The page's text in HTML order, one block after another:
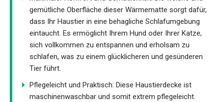
gemütliche Oberfläche dieser Wärmematte sorgt dafür,
dass Ihr Haustier in eine behagliche Schlafumgebung
eintaucht. Es ermöglicht Ihrem Hund oder Ihrer Katze,
sich vollkommen zu entspannen und erholsam zu
schlafen, was zu einem glücklicheren und gesünderen
Tier führt.
Pflegeleicht und Praktisch: Diese Haustierdecke ist
maschinenwaschbar und somit extrem pflegeleicht.